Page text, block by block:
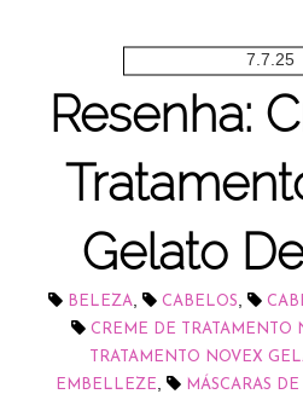
7.7.25
Resenha:
Gelato
BELEZA CABELOS
CREME DE TRATAMENTO
TRATAMENTO NOVEX
EMBELLEZE MÁSCARAS